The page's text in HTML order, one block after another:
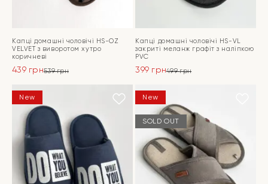
Капці домашні чоловічі HS-OZ
VELVET з виворотом хутро
коричневі
539грн
ціна:
539 грн.
439 грн
ціна:
439 грн.
Капці домашні чоловічі HS-VL
закриті меланж графіт з наліпкою
PVC
499грн
ціна:
499 грн.
399 грн
ціна:
399 грн.
New New
SOLD OUT